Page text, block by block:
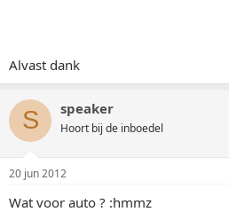
Alvast dank
S speaker
Hoort bij de inboedel
20 jun 2012
Wat voor auto ? :hmmz